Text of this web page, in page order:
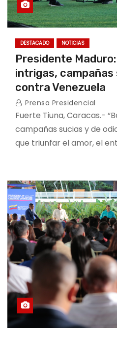
DESTACADO NOTICIAS
Presidente
intrigas, campañas
contra Venezuela
Prensa Presidencial
Fuerte Tiuna, Caracas.-
campañas sucias y de
que triunfar el amor, el